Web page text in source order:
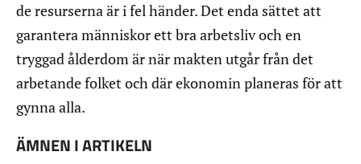
de resurserna är i fel händer. Det enda sättet att
garantera människor ett bra arbetsliv och en
tryggad ålderdom är när makten utgår från det
arbetande folket och där ekonomin planeras för att
gynna alla.
ÄMNEN I ARTIKELN